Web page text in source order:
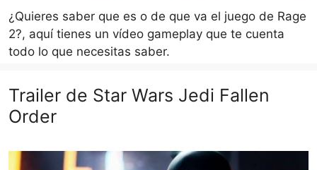
¿Quieres saber que es o de que va el juego de Rage
2?, aquí tienes un vídeo gameplay que te cuenta
todo lo que necesitas saber.
Trailer de Star Wars Jedi Fallen
Order